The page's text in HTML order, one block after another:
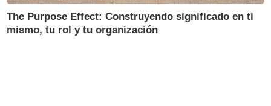
The Purpose Effect: Construyendo significado en ti
mismo, tu rol y tu organización